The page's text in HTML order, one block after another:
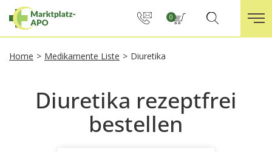
0
Home > Medikamente Liste > Diuretika
Diuretika rezeptfrei
bestellen